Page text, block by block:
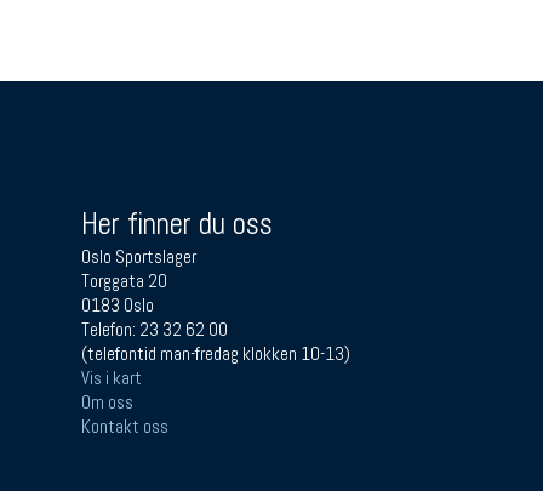
Her finner du oss
Oslo Sportslager
Torggata 20
0183 Oslo
Telefon: 23 32 62 00
(telefontid man-fredag klokken 10-13)
Vis i kart
Om oss
Kontakt oss